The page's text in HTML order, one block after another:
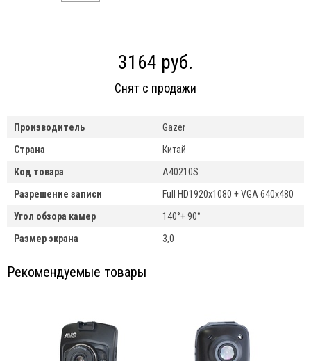
3164 руб.
Снят с продажи
Производитель
Gazer
Страна
Китай
Код товара
A40210S
Разрешение записи
Full HD1920x1080 + VGA 640x480
Угол обзора камер
140°+ 90°
Размер экрана
3,0
Рекомендуемые товары